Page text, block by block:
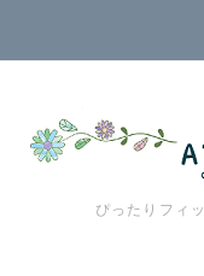
ぴったりフィ